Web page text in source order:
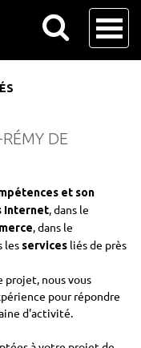
DE
et son
Internet, dans le
, dans le
les services liés de près
projet, nous vous
pour répondre
d'activité.